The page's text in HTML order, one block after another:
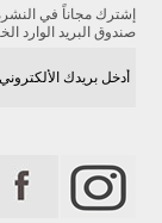
إشترك مجاناً في
صندوق البريد الوارد